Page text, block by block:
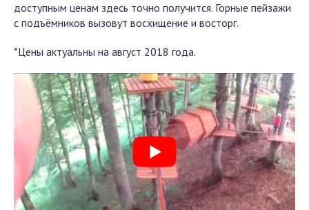
доступным ценам здесь точно получится. Горные пейзажи
с подъёмников вызовут восхищение и восторг.
*Цены актуальны на август 2018 года.